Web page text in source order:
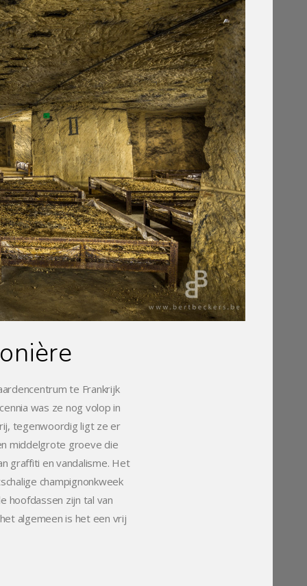
te Frankrijk
was ze nog volop in
tegenwoordig ligt ze er
middelgrote groeve die
graffiti en vandalisme. Het
champignonkweek
hoofdassen zijn tal van
algemeen is het een vrij